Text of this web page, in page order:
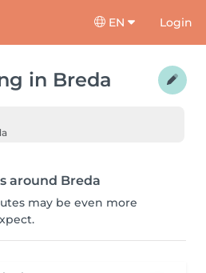
EN Login
in Breda
around Breda
may be even more